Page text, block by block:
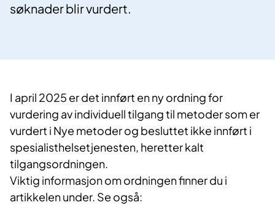
søknader blir vurdert.
I april 2025 er det innført en ny ordning for
vurdering av individuell tilgang til metoder som er
vurdert i Nye metoder og besluttet ikke innført i
spesialisthelsetjenesten, heretter kalt
tilgangsordningen.
Viktig informasjon om ordningen finner du i
artikkelen under. Se også: